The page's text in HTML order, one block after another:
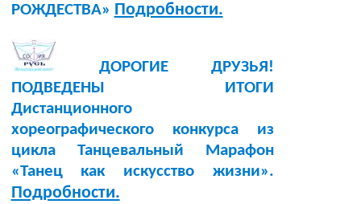
РОЖДЕСТВА» Подробности.
ДОРОГИЕ ДРУЗЬЯ!
ПОДВЕДЕНЫ ИТОГИ
Дистанционного
хореографического конкурса из
цикла Танцевальный Марафон
«Танец как искусство жизни».
Подробности.